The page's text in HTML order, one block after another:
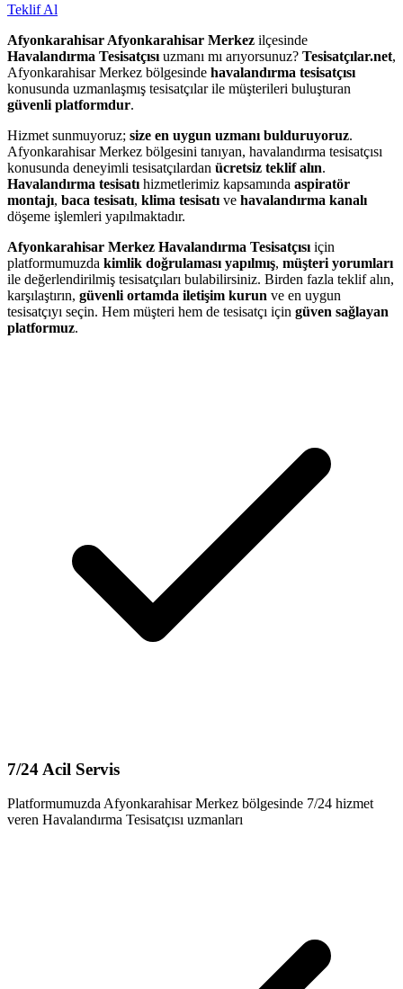
Teklif Al
Afyonkarahisar Afyonkarahisar Merkez ilçesinde
Havalandırma Tesisatçısı uzmanı mı arıyorsunuz? Tesisatçılar.net,
Afyonkarahisar Merkez bölgesinde havalandırma tesisatçısı
konusunda uzmanlaşmış tesisatçılar ile müşterileri buluşturan
güvenli platformdur.
Hizmet sunmuyoruz; size en uygun uzmanı bulduruyoruz.
Afyonkarahisar Merkez bölgesini tanıyan, havalandırma tesisatçısı
konusunda deneyimli tesisatçılardan ücretsiz teklif alın.
Havalandırma tesisatı hizmetlerimiz kapsamında aspiratör
montajı, baca tesisatı, klima tesisatı ve havalandırma kanalı
döşeme işlemleri yapılmaktadır.
Afyonkarahisar Merkez Havalandırma Tesisatçısı için
platformumuzda kimlik doğrulaması yapılmış, müşteri yorumları
ile değerlendirilmiş tesisatçıları bulabilirsiniz. Birden fazla teklif alın,
karşılaştırın, güvenli ortamda iletişim kurun ve en uygun
tesisatçıyı seçin. Hem müşteri hem de tesisatçı için güven sağlayan
platformuz.
7/24 Acil Servis
Platformumuzda Afyonkarahisar Merkez bölgesinde 7/24 hizmet
veren Havalandırma Tesisatçısı uzmanları